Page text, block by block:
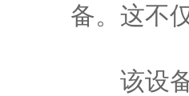
备。这不
该设备